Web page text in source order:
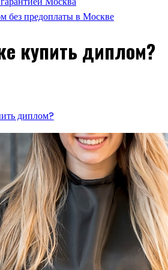
без предоплаты в Москве
купить диплом?
диплом?